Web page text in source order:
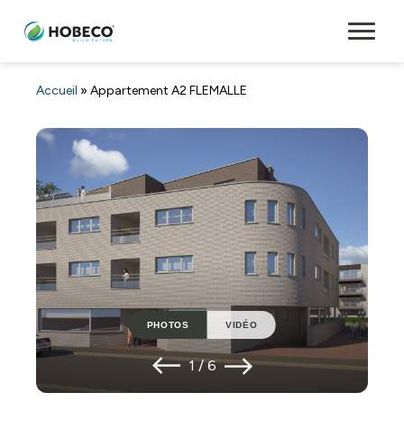
Accueil » Appartement A2 FLEMALLE
1/6
PHOTOS VIDÉO